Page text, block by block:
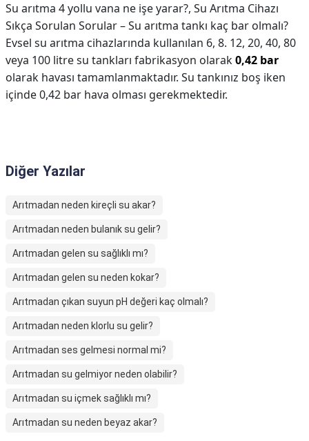
Su arıtma 4 yollu vana ne işe yarar?, Su Arıtma Cihazı
Sıkça Sorulan Sorular – Su arıtma tankı kaç bar olmalı?
Evsel su arıtma cihazlarında kullanılan 6, 8. 12, 20, 40, 80
veya 100 litre su tankları fabrikasyon olarak0,42 bar
olarak havası tamamlanmaktadır. Su tankınız boş iken
içinde 0,42 bar hava olması gerekmektedir.
Diğer Yazılar
Arıtmadan neden kireçli su akar?
Arıtmadan neden bulanık su gelir?
Arıtmadan gelen su sağlıklı mı?
Arıtmadan gelen su neden kokar?
Arıtmadan çıkan suyun pH değeri kaç olmalı?
Arıtmadan neden klorlu su gelir?
Arıtmadan ses gelmesi normal mi?
Arıtmadan su gelmiyor neden olabilir?
Arıtmadan su içmek sağlıklı mı?
Arıtmadan su neden beyaz akar?